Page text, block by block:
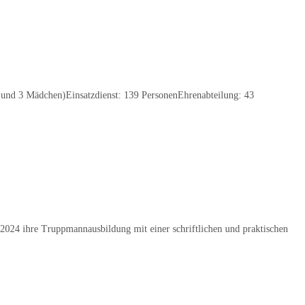
3 Mädchen)Einsatzdienst: 139 PersonenEhrenabteilung: 43
ihre Truppmannausbildung mit einer schriftlichen und praktischen